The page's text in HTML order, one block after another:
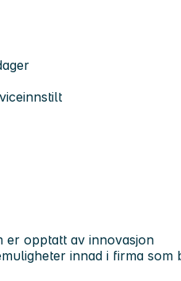
er opptatt av innovasjon
innad i firma som